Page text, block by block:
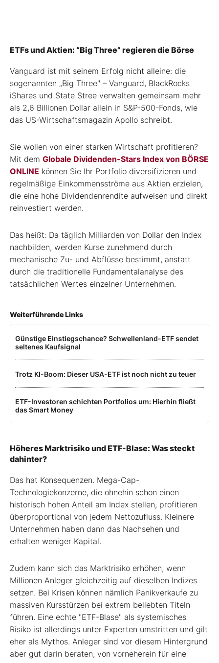
ETFs und Aktien: “Big Three” regieren die Börse
Vanguard ist mit seinem Erfolg nicht alleine: die
sogenannten „Big Three" – Vanguard, BlackRocks
iShares und State Stree verwalten gemeinsam mehr
als 2,6 Billionen Dollar allein in S&P-500-Fonds, wie
das US-Wirtschaftsmagazin Apollo schreibt.
Sie wollen von einer starken Wirtschaft profitieren?
Mit dem Globale Dividenden-Stars Index von BÖRSE
ONLINE können Sie Ihr Portfolio diversifizieren und
regelmäßige Einkommensströme aus Aktien erzielen,
die eine hohe Dividendenrendite aufweisen und direkt
reinvestiert werden.
Das heißt: Da täglich Milliarden von Dollar den Index
nachbilden, werden Kurse zunehmend durch
mechanische Zu- und Abflüsse bestimmt, anstatt
durch die traditionelle Fundamentalanalyse des
tatsächlichen Wertes einzelner Unternehmen.
Weiterführende Links
Günstige Einstiegschance? Schwellenland-ETF sendet
seltenes Kaufsignal
Trotz KI-Boom: Dieser USA-ETF ist noch nicht zu teuer
ETF-Investoren schichten Portfolios um: Hierhin fließt
das Smart Money
Höheres Marktrisiko und ETF-Blase: Was steckt
dahinter?
Das hat Konsequenzen. Mega-Cap-
Technologiekonzerne, die ohnehin schon einen
historisch hohen Anteil am Index stellen, profitieren
überproportional von jedem Nettozufluss. Kleinere
Unternehmen haben dann das Nachsehen und
erhalten weniger Kapital.
Zudem kann sich das Marktrisiko erhöhen, wenn
Millionen Anleger gleichzeitig auf dieselben Indizes
setzen. Bei Krisen können nämlich Panikverkaufe zu
massiven Kursstürzen bei extrem beliebten Titeln
führen. Eine echte "ETF-Blase" als systemisches
Risiko ist allerdings unter Experten umstritten und gilt
eher als Mythos. Anleger sind vor diesem Hintergrund
aber gut darin beraten, von vorneherein für eine